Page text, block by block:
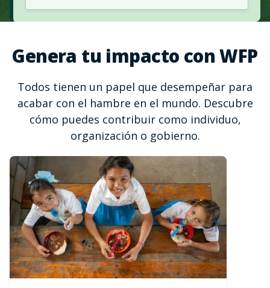
Genera tu impacto con WFP
Todos tienen un papel que desempeñar para
acabar con el hambre en el mundo. Descubre
cómo puedes contribuir como individuo,
organización o gobierno.